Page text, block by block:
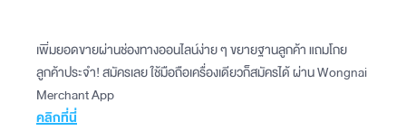
เพิ่มยอดขายผ่านช่องทางออนไลน์ง่าย ๆ ขยายฐานลูกค้า แถมโกย
ลูกค้าประจำ! สมัครเลย ใช้มือถือเครื่องเดียวก็สมัครได้ ผ่าน Wongnai
Merchant App
คลิกที่นี่